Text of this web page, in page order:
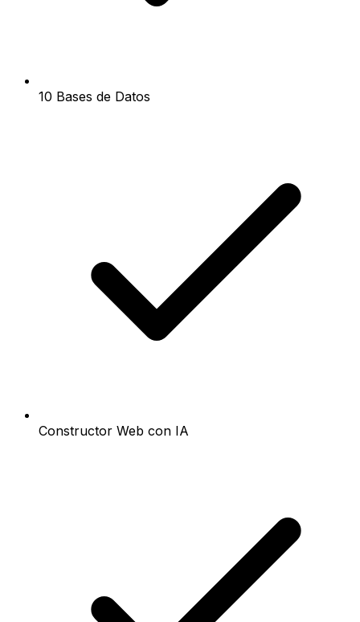
10 Bases de Datos
Constructor Web con IA